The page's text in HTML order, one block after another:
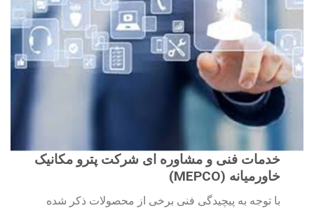
خدمات فنی و مشاوره ای شرکت پترو مکانیک
خاورمیانه (MEPCO)
با توجه به پیچیدگی فنی برخی از محصولات ذکر شده